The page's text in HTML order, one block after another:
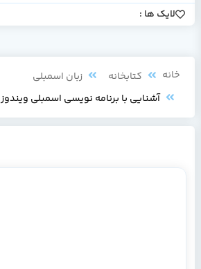
لایک ها :
خانه کتابخانه
زبان اسمبلی
آشنایی با برنامه نویسی اسمبلی ویندوز